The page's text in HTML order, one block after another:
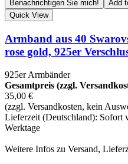
Benachrichtigen Sie mich! Add
Quick View
Armband aus 40
rose gold, 925er
925er Armbänder
Gesamtpreis (zzgl.
35,00 €
(zzgl. Versandkosten, kein
Lieferzeit (Deutschland): Sofort
Werktage
Weitere Infos zu Versand,